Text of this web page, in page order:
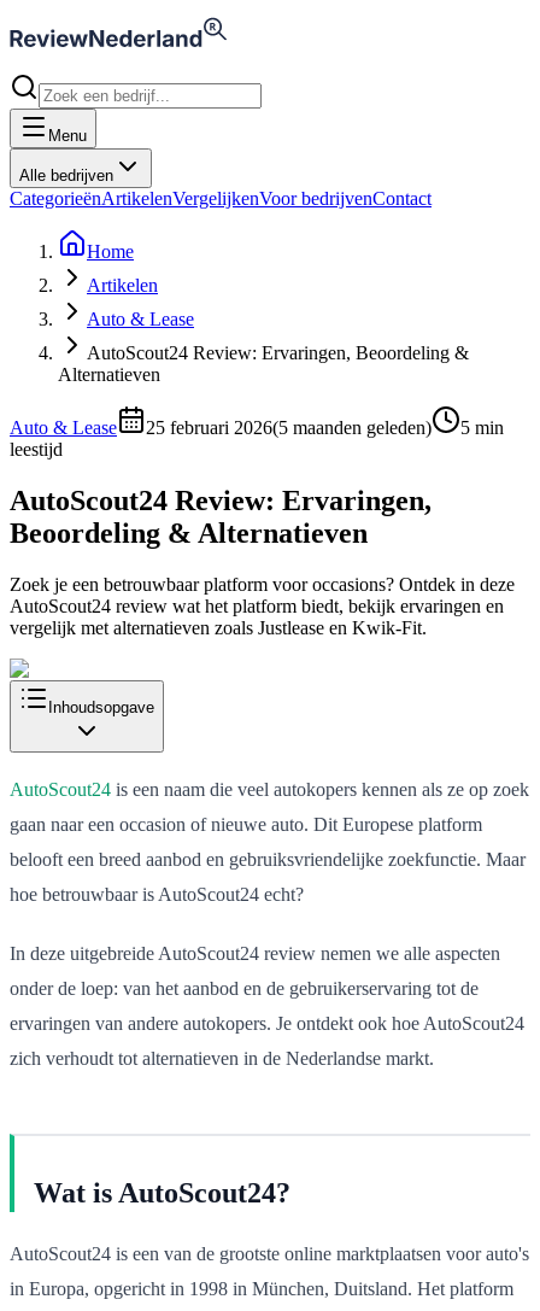
Menu
Alle bedrijven
CategorieënArtikelenVergelijkenVoor bedrijvenContact
Home
Artikelen
Auto & Lease
AutoScout24 Review: Ervaringen, Beoordeling &
Alternatieven
Auto & Lease 25 februari 2026(5 maanden geleden) 5 min
leestijd
AutoScout24 Review: Ervaringen,
Beoordeling & Alternatieven
Zoek je een betrouwbaar platform voor occasions? Ontdek in deze
AutoScout24 review wat het platform biedt, bekijk ervaringen en
vergelijk met alternatieven zoals Justlease en Kwik-Fit.
Inhoudsopgave
AutoScout24 is een naam die veel autokopers kennen als ze op zoek
gaan naar een occasion of nieuwe auto. Dit Europese platform
belooft een breed aanbod en gebruiksvriendelijke zoekfunctie. Maar
hoe betrouwbaar is AutoScout24 echt?
In deze uitgebreide AutoScout24 review nemen we alle aspecten
onder de loep: van het aanbod en de gebruikerservaring tot de
ervaringen van andere autokopers. Je ontdekt ook hoe AutoScout24
zich verhoudt tot alternatieven in de Nederlandse markt.
Wat is AutoScout24?
AutoScout24 is een van de grootste online marktplaatsen voor auto's
in Europa, opgericht in 1998 in München, Duitsland. Het platform